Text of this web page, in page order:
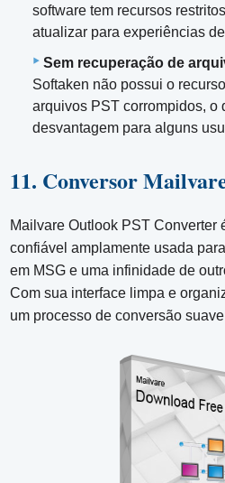
software tem recursos
atualizar para experiências
Sem recuperação de
Softaken não possui o
arquivos PST corrompidos, o
desvantagem para alguns
11. Conversor
Mailvare Outlook PST Converter
confiável amplamente usada
em MSG e uma infinidade de
Com sua interface limpa e
um processo de conversão